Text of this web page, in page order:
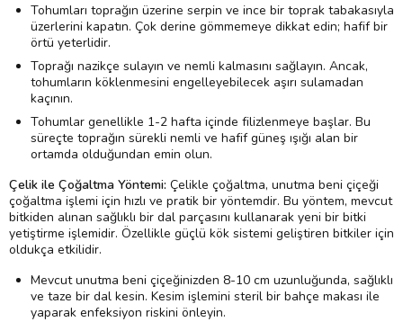
Tohumları toprağın üzerine serpin ve ince bir toprak tabakasıyla
üzerlerini kapatın. Çok derine gömmemeye dikkat edin; hafif bir
örtü yeterlidir.
Toprağı nazikçe sulayın ve nemli kalmasını sağlayın. Ancak,
tohumların köklenmesini engelleyebilecek aşırı sulamadan
kaçının.
Tohumlar genellikle 1-2 hafta içinde filizlenmeye başlar. Bu
süreçte toprağın sürekli nemli ve hafif güneş ışığı alan bir
ortamda olduğundan emin olun.
Çelik ile Çoğaltma Yöntemi: Çelikle çoğaltma, unutma beni çiçeği
çoğaltma işlemi için hızlı ve pratik bir yöntemdir. Bu yöntem, mevcut
bitkiden alınan sağlıklı bir dal parçasını kullanarak yeni bir bitki
yetiştirme işlemidir. Özellikle güçlü kök sistemi geliştiren bitkiler için
oldukça etkilidir.
Mevcut unutma beni çiçeğinizden 8-10 cm uzunluğunda, sağlıklı
ve taze bir dal kesin. Kesim işlemini steril bir bahçe makası ile
yaparak enfeksiyon riskini önleyin.